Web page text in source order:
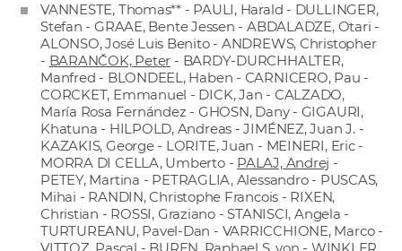
VANNESTE, Thomas** - PAULI, Harald - DULLINGER,
Stefan - GRAAE, Bente Jessen - ABDALADZE, Otari -
ALONSO, José Luis Benito - ANDREWS, Christopher
- BARANČOK, Peter - BARDY-DURCHHALTER,
Manfred - BLONDEEL, Haben - CARNICERO, Pau -
CORCKET, Emmanuel - DICK, Jan - CALZADO,
María Rosa Fernández - GHOSN, Dany - GIGAURI,
Khatuna - HILPOLD, Andreas - JIMÉNEZ, Juan J. -
KAZAKIS, George - LORITE, Juan - MEINERI, Eric -
MORRA DI CELLA, Umberto - PALAJ, Andrej -
PETEY, Martina - PETRAGLIA, Alessandro - PUSCAS,
Mihai - RANDIN, Christophe Francois - RIXEN,
Christian - ROSSI, Graziano - STANISCI, Angela -
TURTUREANU, Pavel-Dan - VARRICCHIONE, Marco -